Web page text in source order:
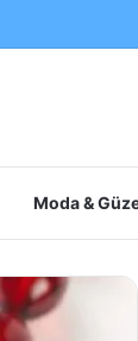
Moda &